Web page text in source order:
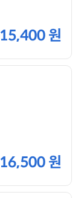
15,400 원
16,500 원